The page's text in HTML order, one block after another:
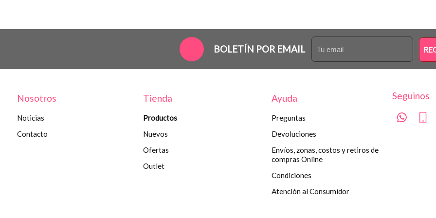
BOLETÍN POR EMAIL
Nosotros
Noticias
Contacto
Tienda
Productos
Nuevos
Ofertas
Outlet
Ayuda
Preguntas
Devoluciones
Envíos, zonas, costos y retiros de
compras Online
Condiciones
Atención al Consumidor
Seguinos